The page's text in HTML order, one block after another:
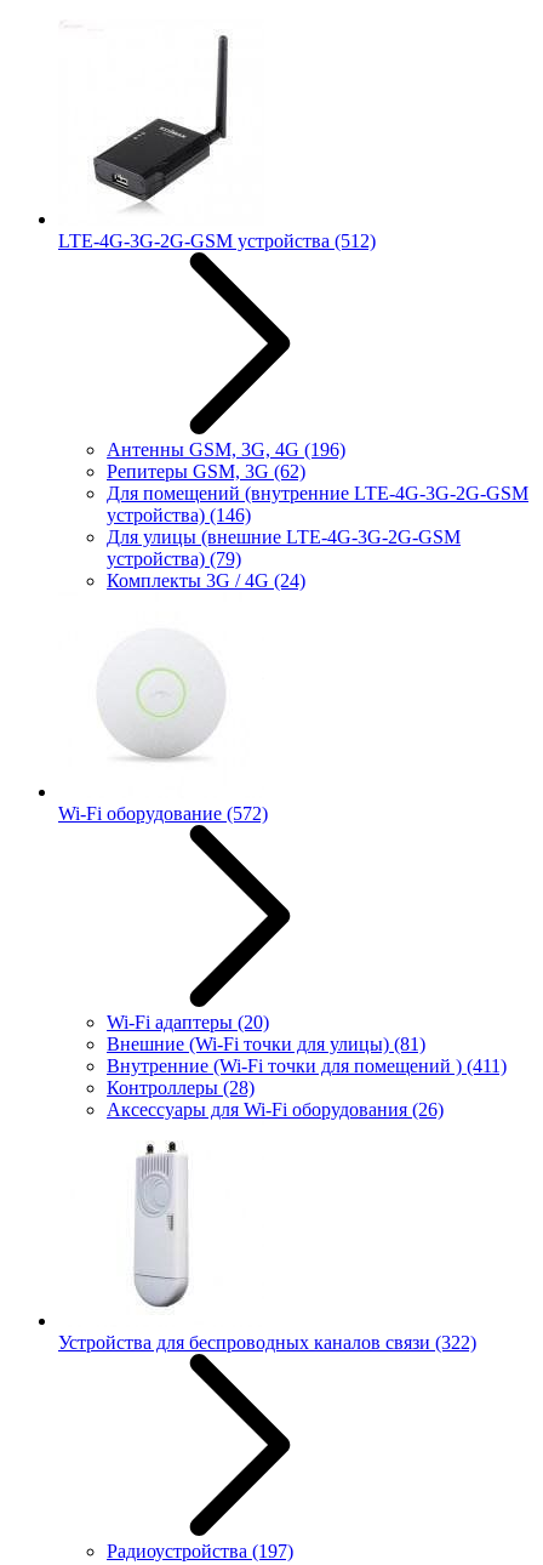
LTE-4G-3G-2G-GSM устройства (512)
Антенны GSM, 3G, 4G (196)
Репитеры GSM, 3G (62)
Для помещений (внутренние LTE-4G-3G-2G-GSM
устройства) (146)
Для улицы (внешние LTE-4G-3G-2G-GSM
устройства) (79)
Комплекты 3G / 4G (24)
Wi-Fi оборудование (572)
Wi-Fi адаптеры (20)
Внешние (Wi-Fi точки для улицы) (81)
Внутренние (Wi-Fi точки для помещений ) (411)
Контроллеры (28)
Аксессуары для Wi-Fi оборудования (26)
Устройства для беспроводных каналов связи (322)
Радиоустройства (197)